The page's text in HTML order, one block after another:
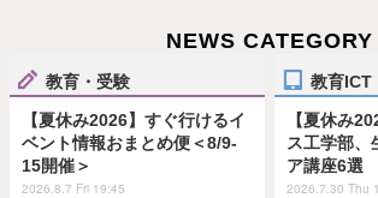
NEWS CATEGORY
教育・受験
【夏休み2026】すぐ行けるイ
ベント情報おまとめ便＜8/9-
15開催＞
2026.8.7 Fri 19:45
教育ICT
【夏休み
ス工学部、
ア講座6選
2026.7.30 Thu